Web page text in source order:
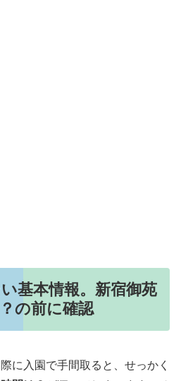
基本情報。新宿御苑
の前に確認
に入園で手間取ると、せっかく